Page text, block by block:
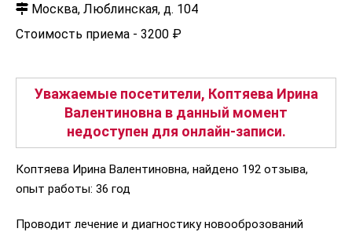
Москва, Люблинская, д. 104
Стоимость приема - 3200 ₽
Уважаемые посетители, Коптяева Ирина
Валентиновна в данный момент
недоступен для онлайн-записи.
Коптяева Ирина Валентиновна, найдено 192 отзыва,
опыт работы: 36 год
Проводит лечение и диагностику новооброзований